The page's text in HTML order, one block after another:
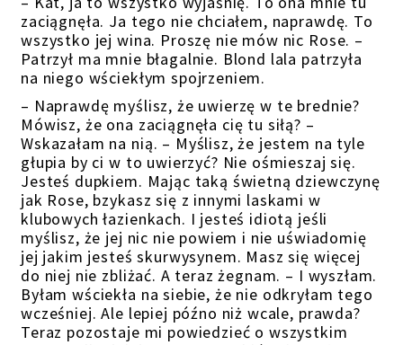
zaciągnęła. Ja tego nie chciałem, naprawdę. To
wszystko jej wina. Proszę nie mów nic Rose. –
Patrzył ma mnie błagalnie. Blond lala patrzyła
na niego wściekłym spojrzeniem.
– Naprawdę myślisz, że uwierzę w te brednie?
Mówisz, że ona zaciągnęła cię tu siłą? –
Wskazałam na nią. – Myślisz, że jestem na tyle
głupia by ci w to uwierzyć? Nie ośmieszaj się.
Jesteś dupkiem. Mając taką świetną dziewczynę
jak Rose, bzykasz się z innymi laskami w
klubowych łazienkach. I jesteś idiotą jeśli
myślisz, że jej nic nie powiem i nie uświadomię
jej jakim jesteś skurwysynem. Masz się więcej
do niej nie zbliżać. A teraz żegnam. – I wyszłam.
Byłam wściekła na siebie, że nie odkryłam tego
wcześniej. Ale lepiej późno niż wcale, prawda?
Teraz pozostaje mi powiedzieć o wszystkim